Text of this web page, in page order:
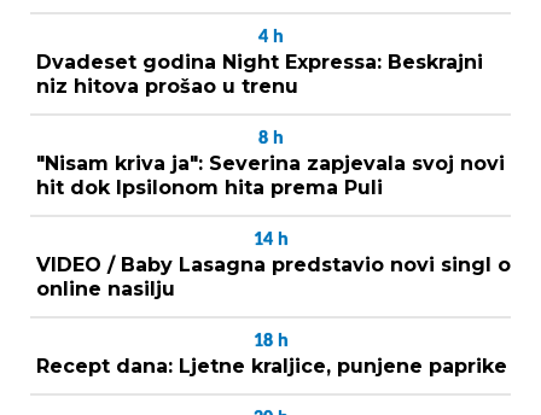
4 h
Dvadeset godina Night Expressa: Beskrajni
niz hitova prošao u trenu
8 h
"Nisam kriva ja": Severina zapjevala svoj novi
hit dok Ipsilonom hita prema Puli
14 h
VIDEO / Baby Lasagna predstavio novi singl o
online nasilju
18 h
Recept dana: Ljetne kraljice, punjene paprike